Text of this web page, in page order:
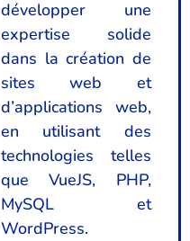
développer une
expertise solide
dans la création de
sites web et
d’applications web,
en utilisant des
technologies telles
que VueJS, PHP,
MySQL et
WordPress.